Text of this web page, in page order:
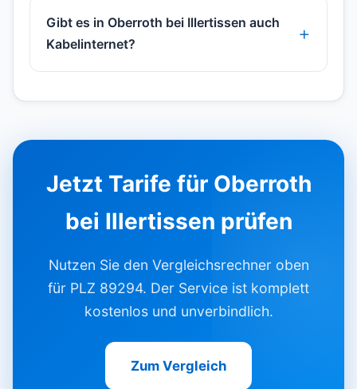
Gibt es in Oberroth bei Illertissen auch
Kabelinternet?
Jetzt Tarife für Oberroth
bei Illertissen prüfen
Nutzen Sie den Vergleichsrechner oben
für PLZ 89294. Der Service ist komplett
kostenlos und unverbindlich.
Zum Vergleich